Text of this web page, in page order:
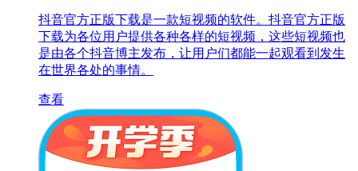
抖音官方正版下载是一款短视频的软件。抖音官方正版
下载为各位用户提供各种各样的短视频，这些短视频也
是由各个抖音博主发布，让用户们都能一起观看到发生
在世界各处的事情。
查看